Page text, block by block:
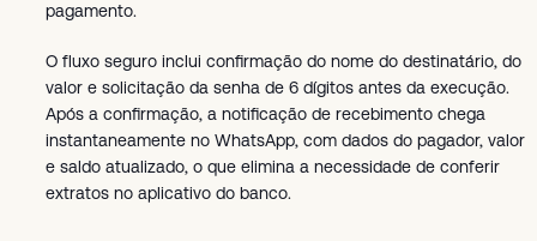
pagamento.
O fluxo seguro inclui confirmação do nome do destinatário, do
valor e solicitação da senha de 6 dígitos antes da execução.
Após a confirmação, a notificação de recebimento chega
instantaneamente no WhatsApp, com dados do pagador, valor
e saldo atualizado, o que elimina a necessidade de conferir
extratos no aplicativo do banco.